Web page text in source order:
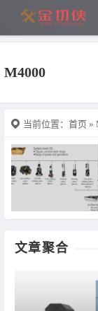
M4000
当前位置： 首页 »
文章聚合